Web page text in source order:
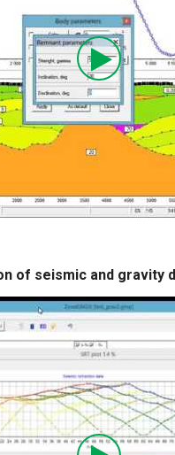
of seismic and gravity